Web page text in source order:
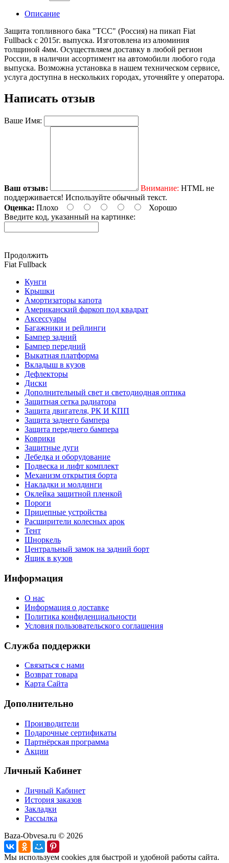
Описание
Защита топливного бака "TCC" (Россия) на пикап Fiat
Fullback с 2015г. выпуска. Изготовлена из алюминия
толщиной 4мм. Осуществляем доставку в любой регион
России, в наличии ассортимент на автомобили любого года
выпуска. Возможна установка в нашем техническом сервисе,
услуга доступна в нескольких городах, уточняйте у оператора.
Написать отзыв
Ваше Имя:
Ваш отзыв: Внимание: HTML не
поддерживается! Используйте обычный текст.
Оценка: Плохо
Хорошо
Введите код, указанный на картинке:
Продолжить
Fiat Fullback
Кунги
Крышки
Амортизаторы капота
Американский фаркоп под квадрат
Аксессуары
Багажники и рейлинги
Бампер задний
Бампер передний
Выкатная платформа
Вкладыш в кузов
Дефлекторы
Диски
Дополнительный свет и светодиодная оптика
Защитная сетка радиатора
Защита двигателя, РК И КПП
Защита заднего бампера
Защита переднего бампера
Коврики
Защитные дуги
Лебедка и оборудование
Подвеска и лифт комплект
Механизм открытия борта
Накладки и молдинги
Оклейка защитной пленкой
Пороги
Прицепные устройства
Расширители колесных арок
Тент
Шноркель
Центральный замок на задний борт
Ящик в кузов
Информация
О нас
Информация о доставке
Политика конфиденциальности
Условия пользовательского соглашения
Служба поддержки
Связаться с нами
Возврат товара
Карта Сайта
Дополнительно
Производители
Подарочные сертификаты
Партнёрская программа
Акции
Личный Кабинет
Личный Кабинет
История заказов
Закладки
Рассылка
Baza-Obvesa.ru © 2026
Мы используем cookies для быстрой и удобной работы сайта.